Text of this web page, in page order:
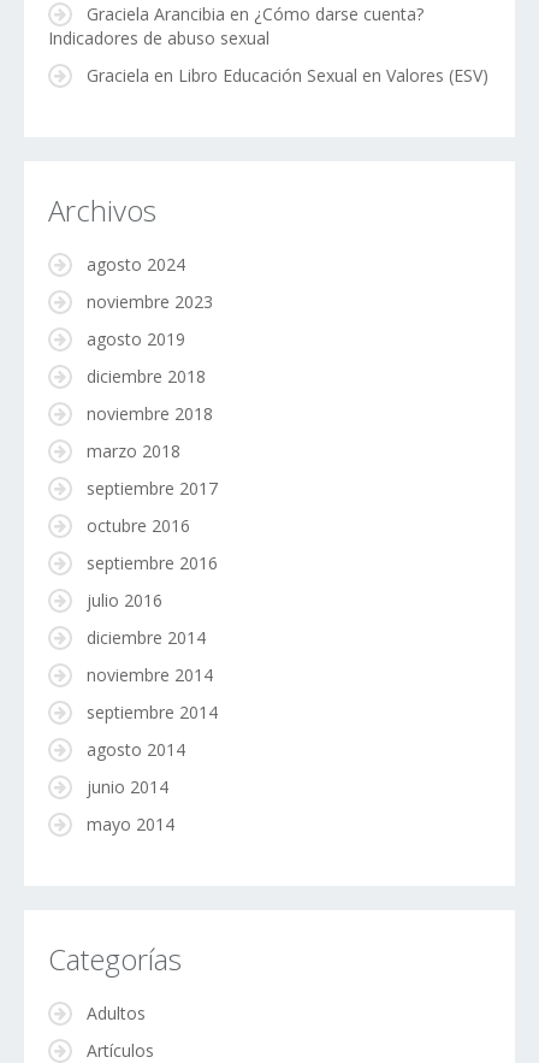
Graciela Arancibia en ¿Cómo darse cuenta?
Indicadores de abuso sexual
Graciela en Libro Educación Sexual en Valores (ESV)
Archivos
agosto 2024
noviembre 2023
agosto 2019
diciembre 2018
noviembre 2018
marzo 2018
septiembre 2017
octubre 2016
septiembre 2016
julio 2016
diciembre 2014
noviembre 2014
septiembre 2014
agosto 2014
junio 2014
mayo 2014
Categorías
Adultos
Artículos